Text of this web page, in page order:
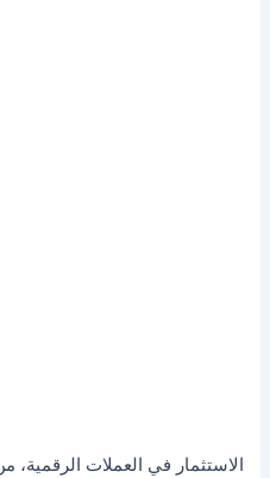
الاستثمار في العملات